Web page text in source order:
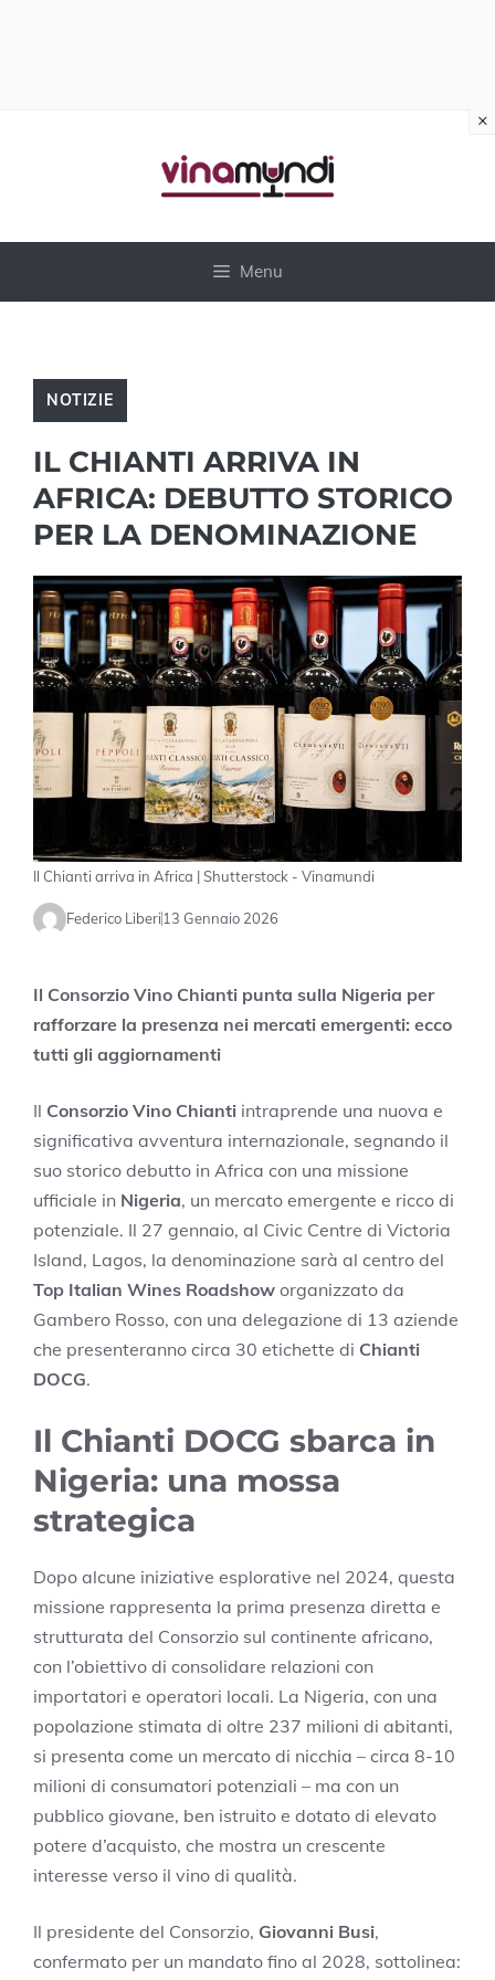
Menu
NOTIZIE
IL CHIANTI ARRIVA IN
AFRICA: DEBUTTO STORICO
PER LA DENOMINAZIONE
Il Chianti arriva in Africa | Shutterstock - Vinamundi
Federico Liberi13 Gennaio 2026
Il Consorzio Vino Chianti punta sulla Nigeria per
rafforzare la presenza nei mercati emergenti: ecco
tutti gli aggiornamenti
Il Consorzio Vino Chianti intraprende una nuova e
significativa avventura internazionale, segnando il
suo storico debutto in Africa con una missione
ufficiale in Nigeria, un mercato emergente e ricco di
potenziale. Il 27 gennaio, al Civic Centre di Victoria
Island, Lagos, la denominazione sarà al centro del
Top Italian Wines Roadshow organizzato da
Gambero Rosso, con una delegazione di 13 aziende
che presenteranno circa 30 etichette di Chianti
DOCG.
Il Chianti DOCG sbarca in
Nigeria: una mossa
strategica
Dopo alcune iniziative esplorative nel 2024, questa
missione rappresenta la prima presenza diretta e
strutturata del Consorzio sul continente africano,
con l’obiettivo di consolidare relazioni con
importatori e operatori locali. La Nigeria, con una
popolazione stimata di oltre 237 milioni di abitanti,
si presenta come un mercato di nicchia – circa 8-10
milioni di consumatori potenziali – ma con un
pubblico giovane, ben istruito e dotato di elevato
potere d’acquisto, che mostra un crescente
interesse verso il vino di qualità.
Il presidente del Consorzio, Giovanni Busi,
confermato per un mandato fino al 2028, sottolinea:
×